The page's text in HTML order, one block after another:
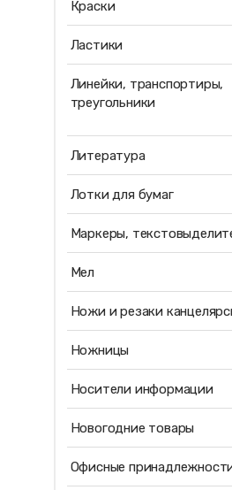
Краски
Ластики
Линейки, транспортиры,
треугольники
Литература
Лотки для бумаг
Маркеры,
Мел
Ножи и резаки
Ножницы
Носители информации
Новогодние товары
Офисные